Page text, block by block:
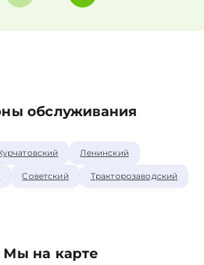
обслуживания
Ленинский
Советский Тракторозаводский
Мы на карте